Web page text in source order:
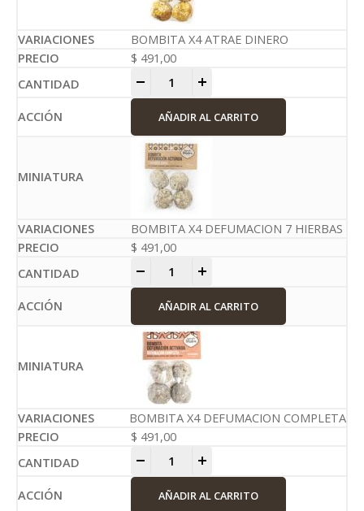
BOMBITA X4 ATRAE DINERO
$ 491,00
AÑADIR AL CARRITO
BOMBITA X4 DEFUMACION 7 HIERBAS
$ 491,00
AÑADIR AL CARRITO
BOMBITA X4 DEFUMACION COMPLETA
$ 491,00
AÑADIR AL CARRITO